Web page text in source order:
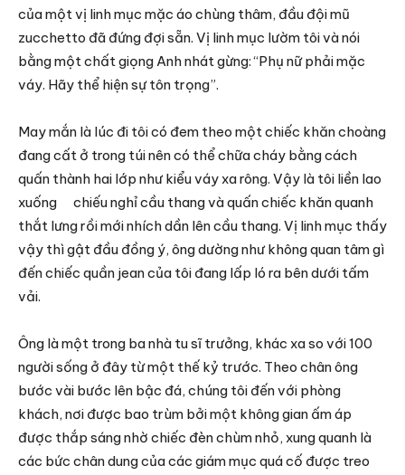
của một vị linh mục mặc áo chùng thâm, đầu đội mũ
zucchetto đã đứng đợi sẵn. Vị linh mục lườm tôi và nói
bằng một chất giọng Anh nhát gừng: “Phụ nữ phải mặc
váy. Hãy thể hiện sự tôn trọng”.
May mắn là lúc đi tôi có đem theo một chiếc khăn choàng
đang cất ở trong túi nên có thể chữa cháy bằng cách
quấn thành hai lớp như kiểu váy xa rông. Vậy là tôi liền lao
xuống chiếu nghỉ cầu thang và quấn chiếc khăn quanh
thắt lưng rồi mới nhích dần lên cầu thang. Vị linh mục thấy
vậy thì gật đầu đồng ý, ông dường như không quan tâm gì
đến chiếc quần jean của tôi đang lấp ló ra bên dưới tấm
vải.
Ông là một trong ba nhà tu sĩ trưởng, khác xa so với 100
người sống ở đây từ một thế kỷ trước. Theo chân ông
bước vài bước lên bậc đá, chúng tôi đến với phòng
khách, nơi được bao trùm bởi một không gian ấm áp
được thắp sáng nhờ chiếc đèn chùm nhỏ, xung quanh là
các bức chân dung của các giám mục quá cố được treo